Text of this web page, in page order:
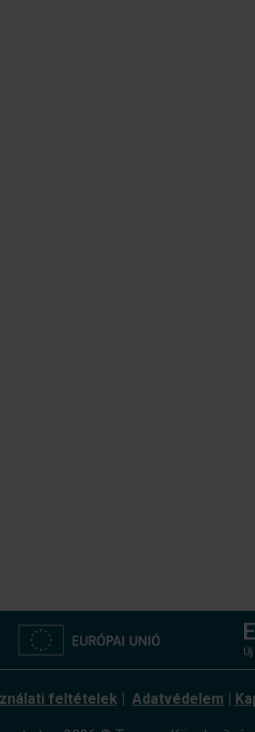
feltételek | Adatvédelem |